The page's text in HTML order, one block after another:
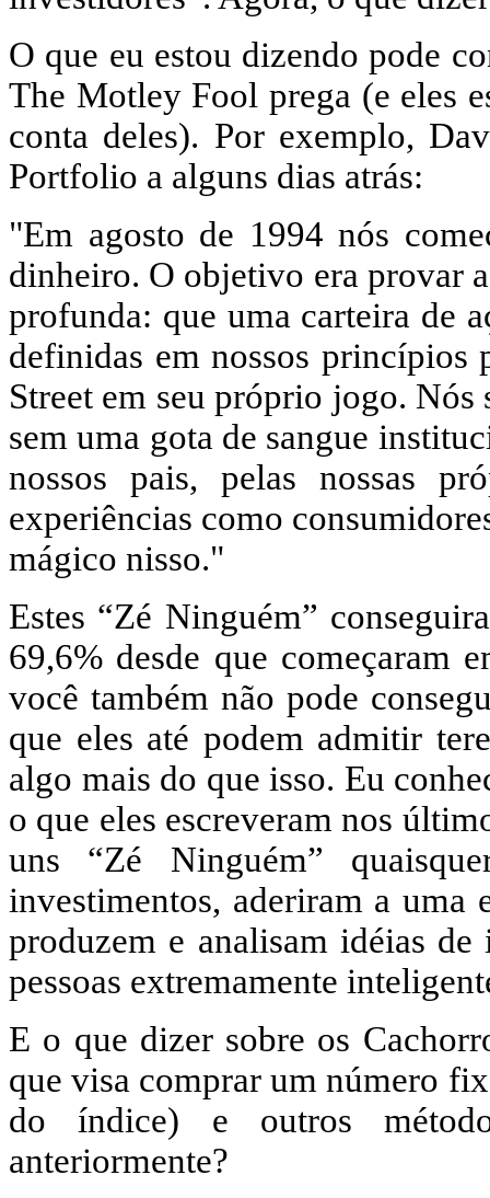
O que eu estou dizendo pode
The Motley Fool prega (e eles
conta deles). Por exemplo,
Portfolio a alguns dias atrás:
"Em agosto de 1994 nós
dinheiro. O objetivo era provar
profunda: que uma carteira de
definidas em nossos princípios
Street em seu próprio jogo.
sem uma gota de sangue
nossos pais, pelas nossas
experiências como
mágico nisso."
Estes “Zé Ninguém”
69,6% desde que começaram
você também não pode
que eles até podem admitir
algo mais do que isso. Eu
o que eles escreveram nos
uns “Zé Ninguém”
investimentos, aderiram a uma
produzem e analisam idéias
pessoas extremamente
E o que dizer sobre os
que visa comprar um número
do índice) e outros
anteriormente?